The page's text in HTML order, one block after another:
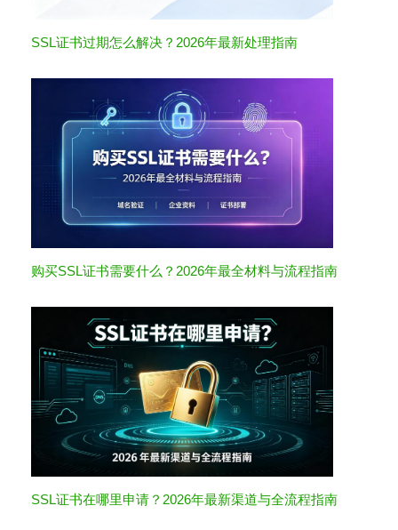
SSL证书过期怎么解决？2026年最新处理指南
购买SSL证书需要什么？2026年最全材料与流程指南
SSL证书在哪里申请？2026年最新渠道与全流程指南